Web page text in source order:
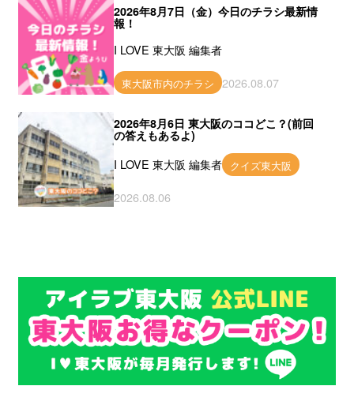
2026年8月7日（金）今日のチラシ最新情
報！
I LOVE 東大阪 編集者
東大阪市内のチラシ 2026.08.07
2026年8月6日 東大阪のココどこ？(前回
の答えもあるよ)
I LOVE 東大阪 編集者 クイズ東大阪
2026.08.06